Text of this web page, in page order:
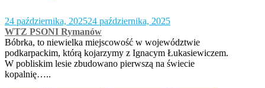
24 października, 202524 października, 2025
WTZ PSONI Rymanów
Bóbrka, to niewielka miejscowość w województwie
podkarpackim, którą kojarzymy z Ignacym Łukasiewiczem.
W pobliskim lesie zbudowano pierwszą na świecie
kopalnię…..